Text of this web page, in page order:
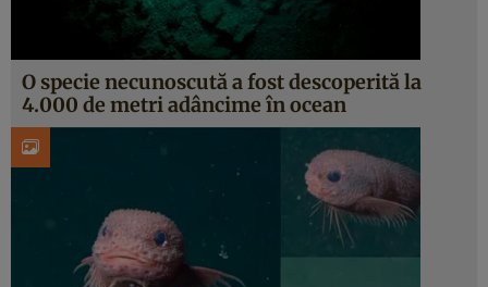
O specie necunoscută a fost descoperită la
4.000 de metri adâncime în ocean